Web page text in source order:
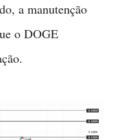
a manutenção
o DOGE